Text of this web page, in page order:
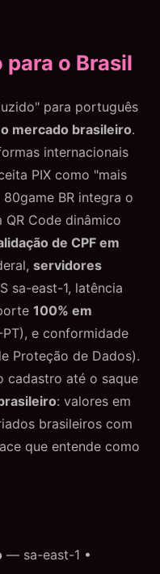
para o Brasil
para português
mercado brasileiro.
internacionais
PIX como "mais
BR integra o
QR Code dinâmico
de CPF em
servidores
sa-east-1, latência
100% em
PT), e conformidade
Proteção de Dados).
cadastro até o saque
: valores em
brasileiros com
que entende como
— sa-east-1 •